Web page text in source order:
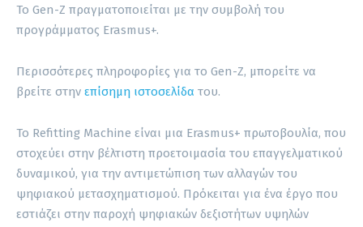
Το Gen-Z πραγματοποιείται με την συμβολή του
προγράμματος Erasmus+.
Περισσότερες πληροφορίες για το Gen-Z, μπορείτε να
βρείτε στην επίσημη ιστοσελίδα του.
Το Refitting Machine είναι μια Erasmus+ πρωτοβουλία, που
στοχεύει στην βέλτιστη προετοιμασία του επαγγελματικού
δυναμικού, για την αντιμετώπιση των αλλαγών του
ψηφιακού μετασχηματισμού. Πρόκειται για ένα έργο που
εστιάζει στην παροχή ψηφιακών δεξιοτήτων υψηλών